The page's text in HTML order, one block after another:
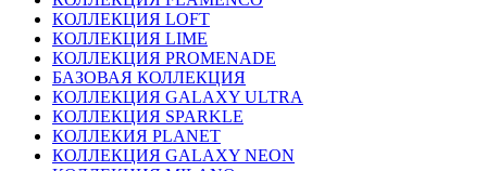
КОЛЛЕКЦИЯ LOFT
КОЛЛЕКЦИЯ LIME
КОЛЛЕКЦИЯ PROMENADE
БАЗОВАЯ КОЛЛЕКЦИЯ
КОЛЛЕКЦИЯ GALAXY ULTRA
КОЛЛЕКЦИЯ SPARKLE
КОЛЛЕКИЯ PLANET
КОЛЛЕКЦИЯ GALAXY NEON